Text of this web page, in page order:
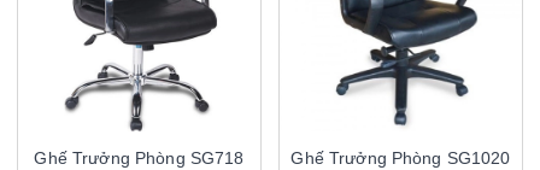
Ghế Trưởng Phòng SG718 Ghế Trưởng Phòng SG1020